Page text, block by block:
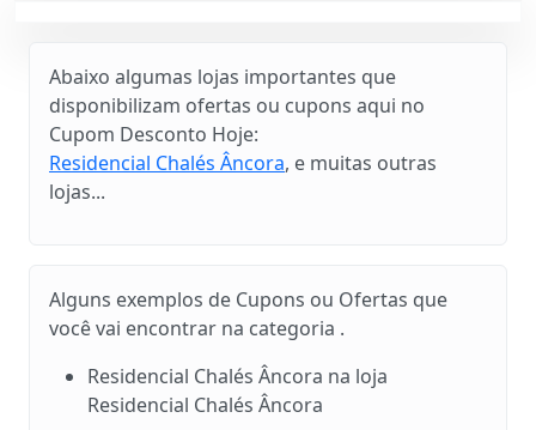
Abaixo algumas lojas importantes que
disponibilizam ofertas ou cupons aqui no
Cupom Desconto Hoje:
Residencial Chalés Âncora, e muitas outras
lojas...
Alguns exemplos de Cupons ou Ofertas que
você vai encontrar na categoria .
Residencial Chalés Âncora na loja
Residencial Chalés Âncora